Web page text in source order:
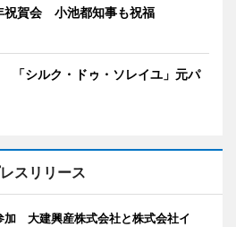
祝賀会 小池都知事も祝福
「シルク・ドゥ・ソレイユ」元パ
スリリース
加 大建興産株式会社と株式会社イ